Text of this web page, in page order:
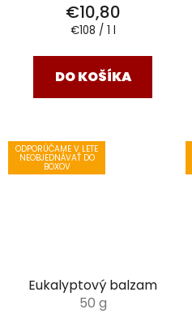
€10,80
Jednotková
€108 / 1 l
DO KOŠÍKA
ODPORÚČAME V LETE
NEOBJEDNÁVAŤ DO
BOXOV
Eukalyptový balzam
50 g